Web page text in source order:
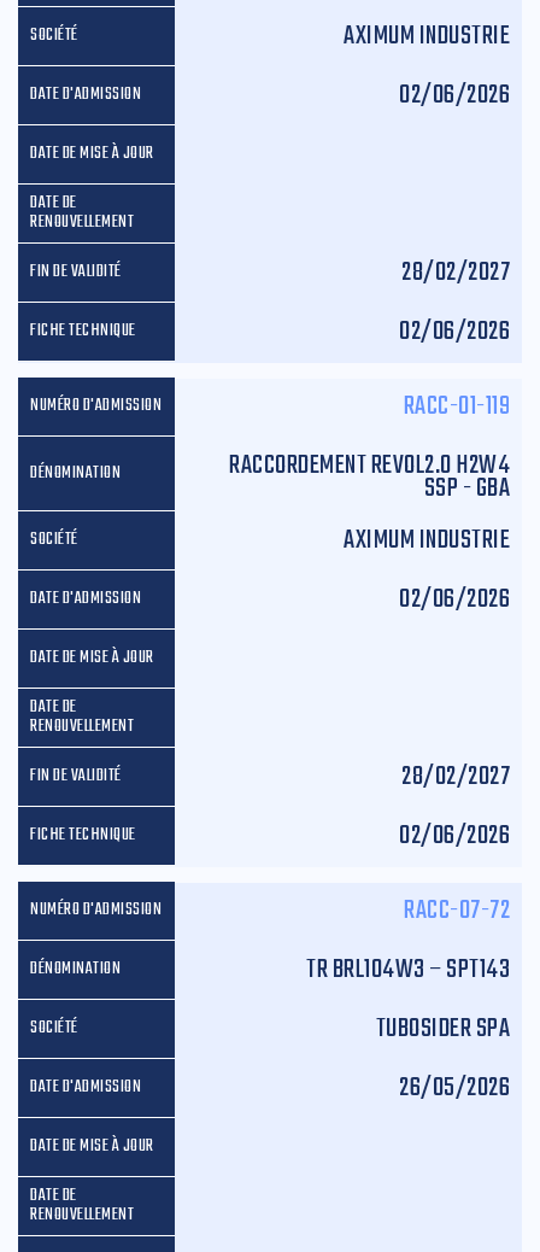
AXIMUM INDUSTRIE
02/06/2026
28/02/2027
02/06/2026
RACC-01-119
RACCORDEMENT REVOL2.0 H2W4
SSP - GBA
AXIMUM INDUSTRIE
02/06/2026
28/02/2027
02/06/2026
RACC-07-72
TR BRL104W3 – SPT143
TUBOSIDER SPA
26/05/2026